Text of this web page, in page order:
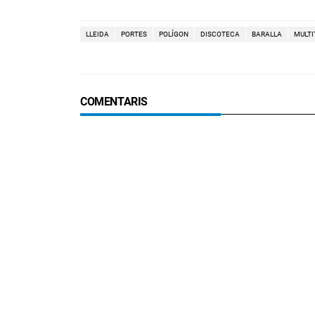
LLEIDA PORTES POLÍGON DISCOTECA BARALLA
COMENTARIS